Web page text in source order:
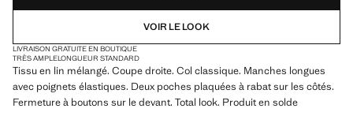
VOIR LE LOOK
LIVRAISON GRATUITE EN BOUTIQUE
TRÈS AMPLELONGUEUR STANDARD
Tissu en lin mélangé. Coupe droite. Col classique. Manches longues
avec poignets élastiques. Deux poches plaquées à rabat sur les côtés.
Fermeture à boutons sur le devant. Total look. Produit en solde